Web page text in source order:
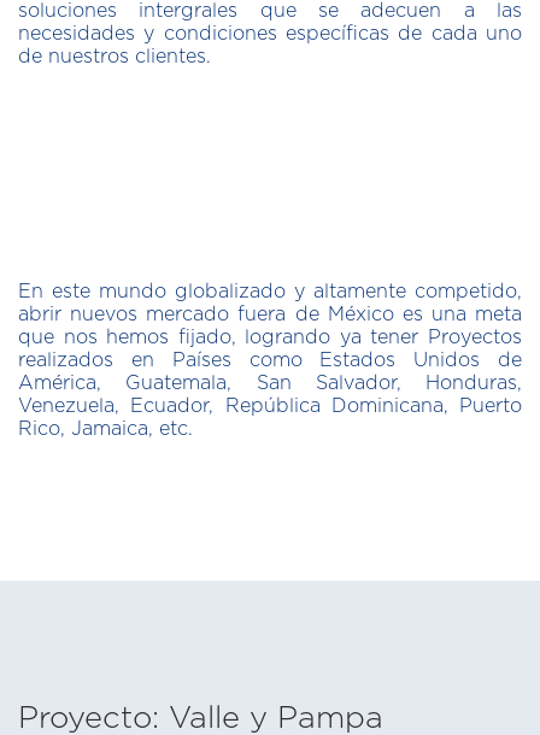
soluciones intergrales que se adecuen a las
necesidades y condiciones específicas de cada uno
de nuestros clientes.
En este mundo globalizado y altamente competido,
abrir nuevos mercado fuera de México es una meta
que nos hemos fijado, logrando ya tener Proyectos
realizados en Países como Estados Unidos de
América, Guatemala, San Salvador, Honduras,
Venezuela, Ecuador, República Dominicana, Puerto
Rico, Jamaica, etc.
Proyecto: Valle y Pampa